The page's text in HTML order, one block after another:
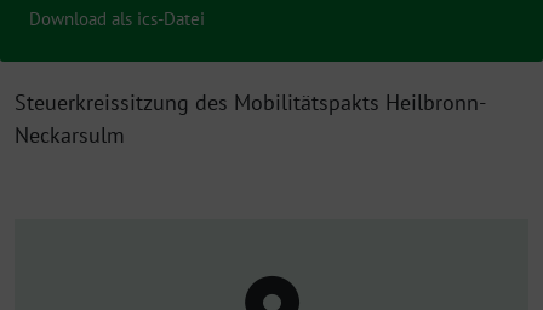
Steuerkreissitzung des Mobilitätspakts Heilbronn-
Neckarsulm
Download als ics-Datei